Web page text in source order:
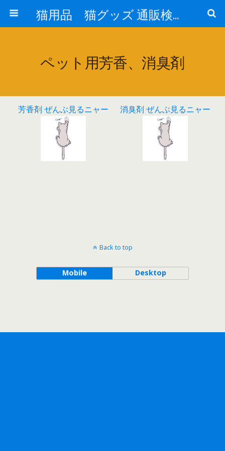
猫用品 猫グッズ 通販検索 『猫の生活 cat-life.net』
ペット用芳香、消臭剤
芳香剤 ぜんぶ見るニャー 消臭剤 ぜんぶ見るニャー
Back to top
Mobile Desktop